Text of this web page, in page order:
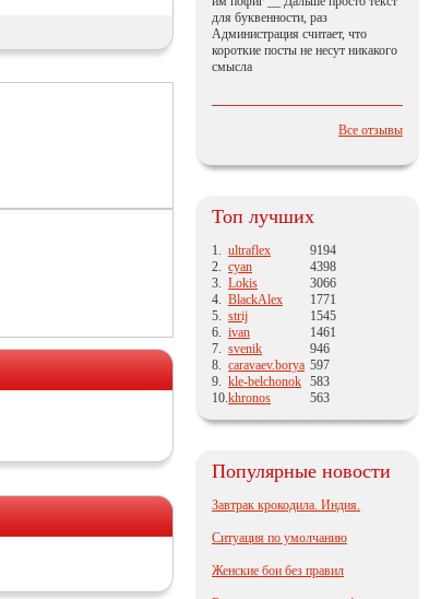
для буквенности, раз
Администрация считает, что
короткие посты не несут никакого
смысла
Все отзывы
Топ лучших
1. ultraflex
9194
2. cyan
4398
3. Lokis
3066
4. BlackAlex
1771
5. strij
1545
6. ivan
1461
7. svenik
946
8. caravaev.borya 597
9. kle-belchonok 583
10.khronos 563
Популярные новости
Завтрак крокодила. Индия.
Ситуация по умолчанию
Женские бои без правил